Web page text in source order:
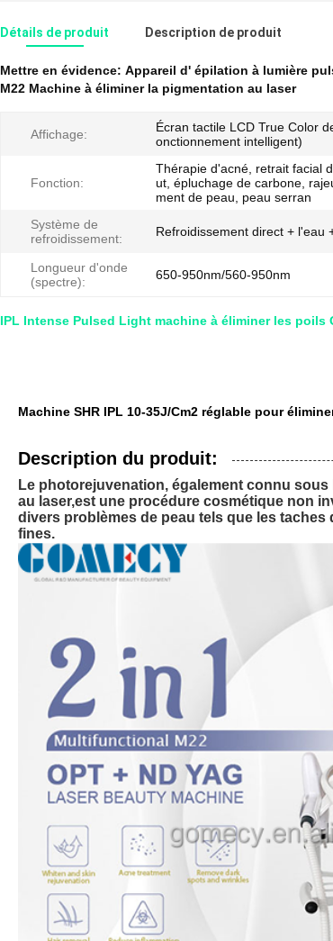
Détails de produit Description de produit
Mettre en évidence: Appareil d' épilation à lumière
M22 Machine à éliminer la pigmentation au laser
Affichage:
Écran tactile LCD True Color
onctionnement intelligent)
Fonction:
Thérapie d'acné, retrait facial
ut, épluchage de carbone,
ment de peau, peau serran
Système de
refroidissement:
Refroidissement direct + l'eau
Longueur d'onde
(spectre):
650-950nm/560-950nm
IPL Intense Pulsed Light machine à éliminer les poils
Machine SHR IPL 10-35J/Cm2 réglable pour
Description du produit:
Le photorejuvenation, également connu
au laser,est une procédure cosmétique non
divers problèmes de peau tels que les
fines.